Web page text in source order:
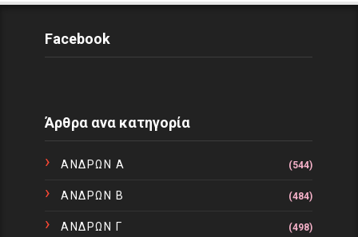
Facebook
Άρθρα ανα κατηγορία
ΑΝΔΡΩΝ Α (544)
ΑΝΔΡΩΝ Β (484)
ΑΝΔΡΩΝ Γ (498)